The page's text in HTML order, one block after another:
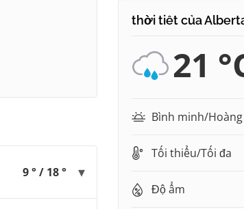
9 ° / 18 °
thời tiết của
21
Bình minh/
Tối thiểu/Tối đa
Độ ẩm